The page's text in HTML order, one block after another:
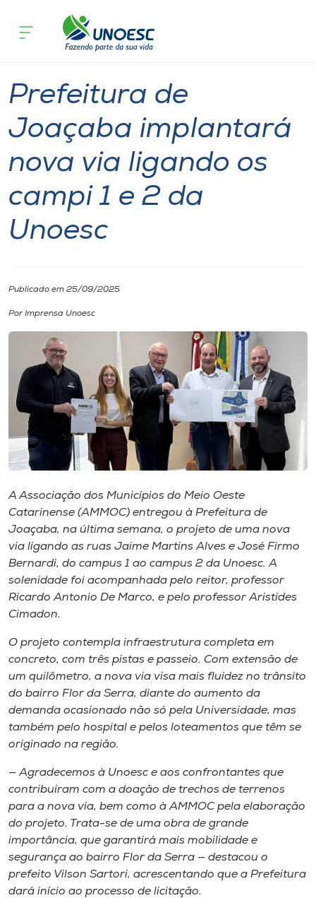
Cursos
Pesquisa
Atendimento ao Estudante
Portal de Ensino
Internacionalização
I.nova
Diplomados
Cultura
CPA
Biblioteca
Editora
Rádio
Museu
Unoesc
Store
Selecione
o idioma
A+
A-
Geral
Prefeitura de
Joaçaba implantará
nova via ligando os
campi 1 e 2 da
Unoesc
Publicado em 25/09/2025
Por Imprensa Unoesc
A Associação dos Municípios do Meio Oeste
Catarinense (AMMOC) entregou à Prefeitura de
Joaçaba, na última semana, o projeto de uma nova
via ligando as ruas Jaime Martins Alves e José Firmo
Bernardi, do campus 1 ao campus 2 da Unoesc. A
solenidade foi acompanhada pelo reitor, professor
Ricardo Antonio De Marco, e pelo professor Aristides
Cimadon.
O projeto contempla infraestrutura completa em
concreto, com três pistas e passeio. Com extensão de
um quilômetro, a nova via visa mais fluidez no trânsito
do bairro Flor da Serra, diante do aumento da
demanda ocasionado não só pela Universidade, mas
também pelo hospital e pelos loteamentos que têm se
originado na região.
— Agradecemos à Unoesc e aos confrontantes que
contribuíram com a doação de trechos de terrenos
para a nova via, bem como à AMMOC pela elaboração
do projeto. Trata-se de uma obra de grande
importância, que garantirá mais mobilidade e
segurança ao bairro Flor da Serra — destacou o
prefeito Vilson Sartori, acrescentando que a Prefeitura
dará início ao processo de licitação.